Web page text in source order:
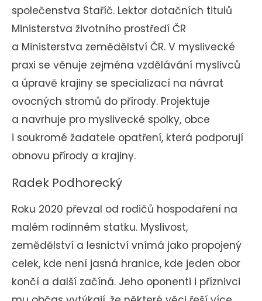
společenstva Staříč. Lektor dotačních titulů
Ministerstva životního prostředí ČR
a Ministerstva zemědělství ČR. V myslivecké
praxi se věnuje zejména vzdělávání myslivců
a úpravě krajiny se specializací na návrat
ovocných stromů do přírody. Projektuje
a navrhuje pro myslivecké spolky, obce
i soukromé žadatele opatření, která podporují
obnovu přírody a krajiny.
Radek Podhorecký
Roku 2020 převzal od rodičů hospodaření na
malém rodinném statku. Myslivost,
zemědělství a lesnictví vnímá jako propojený
celek, kde není jasná hranice, kde jeden obor
končí a další začíná. Jeho oponenti i příznivci